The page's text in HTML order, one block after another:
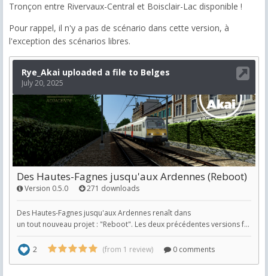
Tronçon entre Rivervaux-Central et Boisclair-Lac disponible !
Pour rappel, il n'y a pas de scénario dans cette version, à
l'exception des scénarios libres.